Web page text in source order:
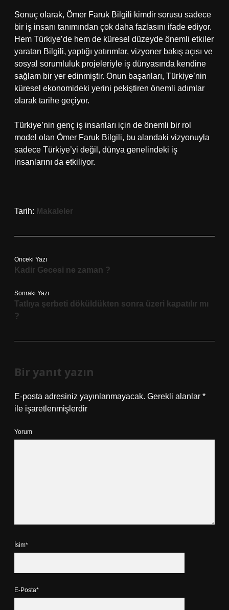
Sonuç olarak, Ömer Faruk Bilgili kimdir sorusu sadece
bir iş insanı tanımından çok daha fazlasını ifade ediyor.
Hem Türkiye’de hem de küresel düzeyde önemli etkiler
yaratan Bilgili, yaptığı yatırımlar, vizyoner bakış açısı ve
sosyal sorumluluk projeleriyle iş dünyasında kendine
sağlam bir yer edinmiştir. Onun başarıları, Türkiye’nin
küresel ekonomideki yerini pekiştiren önemli adımlar
olarak tarihe geçiyor.
Türkiye’nin genç iş insanları için de önemli bir rol
model olan Ömer Faruk Bilgili, bu alandaki vizyonuyla
sadece Türkiye’yi değil, dünya genelindeki iş
insanlarını da etkiliyor.
Tarih: Makaleler
Önceki Yazı
Kadir Gecesi ne zaman ?
Sonraki Yazı
Tatlıya şerbeti döküldükten sonra üzeri kapatılır mı
?
Bir yanıt yazın
E-posta adresiniz yayınlanmayacak. Gerekli alanlar *
ile işaretlenmişlerdir
Yorum
İsim*
E-Posta*